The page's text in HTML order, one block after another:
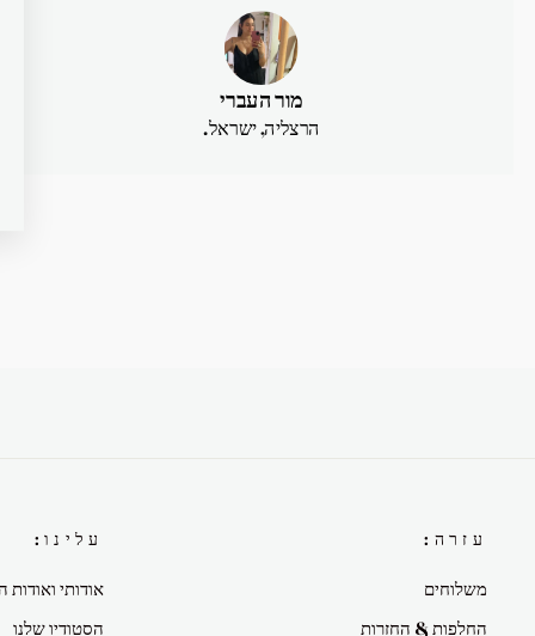
מור העברי
הרצליה, ישראל.
עזרה:
משלוחים
החלפות & החזרות
עלינו:
אודותי ואודות
הסטודיו שלנו